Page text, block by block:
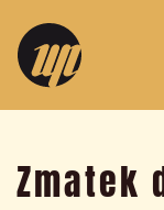
v
2019
Zmatek